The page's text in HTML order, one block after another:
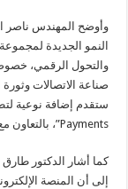
وأوضح المهندس ناصر
النمو الجديدة
والتحول الرقمي،
صناعة الاتصالات
Payments”، بالتعاون مع كبرى المؤسسات المالية والبنوك محلياً وعالمياً.
كما أشار الدكتور